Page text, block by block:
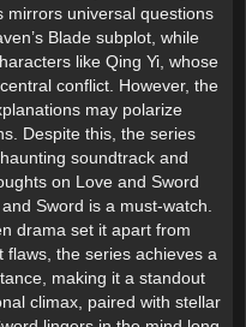
mirrors universal questions
Blade subplot, while
like Qing Yi, whose
conflict. However, the
may polarize
Despite this, the series
soundtrack and
on Love and Sword
Sword is a must-watch.
drama set it apart from
flaws, the series achieves a
making it a standout
climax, paired with stellar